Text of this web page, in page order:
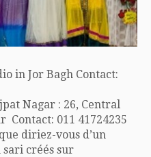
in Jor Bagh Contact:
Nagar : 26, Central
Contact: 011 41724235
diriez-vous d’un
sari créés sur